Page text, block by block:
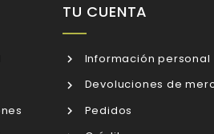
TU CUENTA
Información personal
Devoluciones de
Pedidos